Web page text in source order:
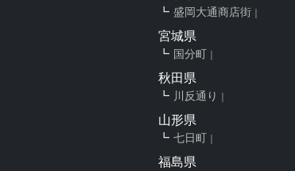
盛岡大通商店街
宮城県
国分町
秋田県
川反通り
山形県
七日町
福島県